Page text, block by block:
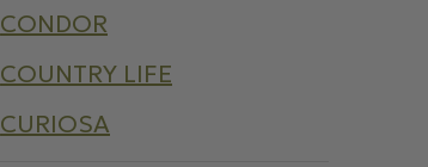
CONDOR
COUNTRY LIFE
CURIOSA